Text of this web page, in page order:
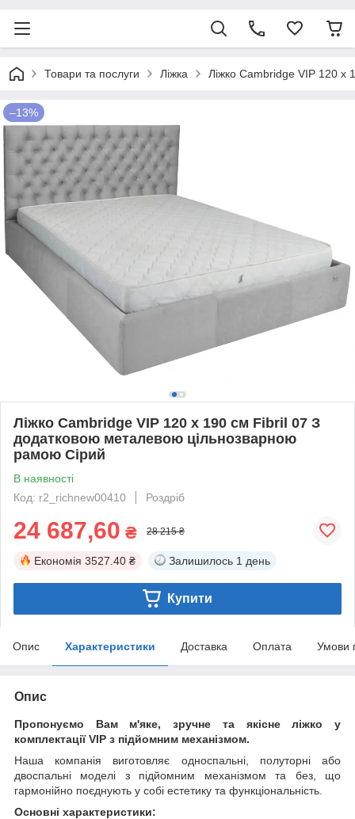
Товари та послуги Ліжка Ліжко Cambridge VIP 120
–13%
Ліжко Cambridge VIP 120 х 190 см Fibril 07 З
додатковою металевою цільнозварною
рамою Сірий
В наявності
Код: r2_richnew00410
Роздріб
24 687,60 ₴ 28 215 ₴
Економія 3527.40 ₴ Залишилось 1 день
Купити
Опис Характеристики Доставка Оплата Умови
Опис
Пропонуємо Вам м'яке, зручне та якiсне ліжко у
комплектації VIP з підйомним механізмом.
Наша компанія виготовляє односпальні, полуторні або
двоспальні моделі з підйомним механізмом та без, що
гармонійно поєднують у собі естетику та функціональність.
Основні характеристики: